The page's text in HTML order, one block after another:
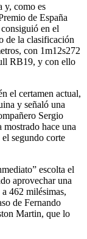
y, como es
de España
en el
de la clasificación
con 1m12s272
RB19, y con ello
el certamen actual,
y señaló una
Sergio
hace una
segundo corte
escolta el
aprovechar una
462 milésimas,
de Fernando
Martin, que lo